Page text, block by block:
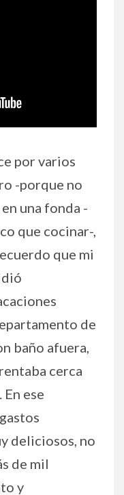
por varios
-porque no
una fonda -
que cocinar-,
que mi
de
baño afuera,
cerca
ese
deliciosos, no
de mil
y